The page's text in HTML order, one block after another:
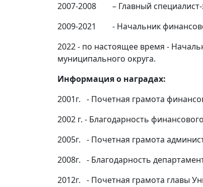
2007-2008 – Главный специалист-
2009-2021 - Начальник
2022 - по настоящее время -
муниципального округа.
Информация о наградах:
2001г. - Почетная грамота
2002 г. - Благодарность
2005г. - Почетная грамота
2008г. - Благодарность
2012г. - Почетная грамота главы